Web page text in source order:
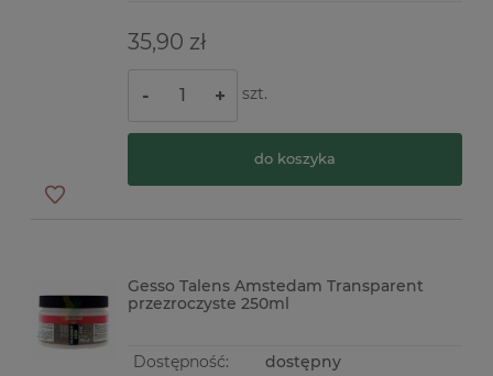
35,90 zł
- + szt.
do koszyka
Gesso Talens Amstedam Transparent
przezroczyste 250ml
Dostępność: dostępny